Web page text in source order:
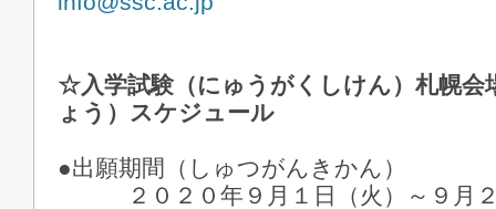
☆入学試験（にゅうがくしけん）札幌会
ょう）スケジュール
●出願期間（しゅつがんきかん）
２０２０年９月１日（火）～９月